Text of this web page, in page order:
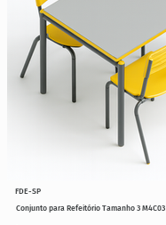
Conjunto para Refeitório Tamanho 3 M4C03
FDE-SP